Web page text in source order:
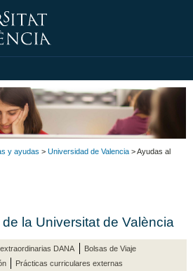
y ayudas > Universidad de Valencia > Ayudas al
la Universitat de València
DANA
Bolsas de Viaje
Prácticas curriculares externas